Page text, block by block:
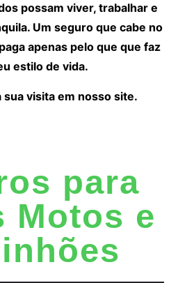
possam viver, trabalhar e
Um seguro que cabe no
apenas pelo que que faz
estilo de vida.
visita em nosso site.
para
Motos e